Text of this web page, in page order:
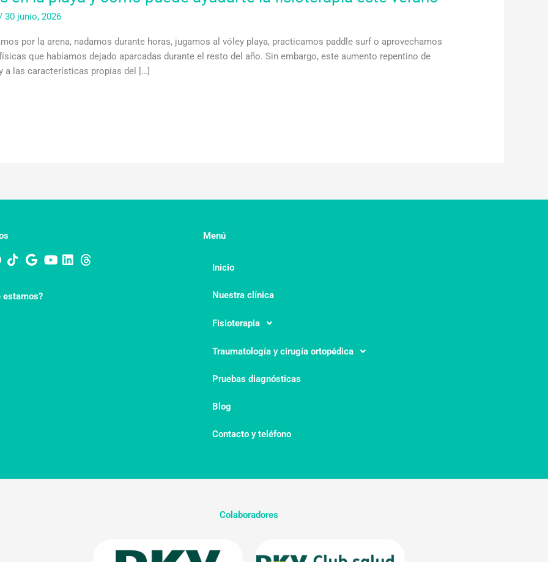
30 junio, 2026
por la arena, nadamos durante horas, jugamos al vóley playa, practicamos paddle surf o aprovechamos
que habíamos dejado aparcadas durante el resto del año. Sin embargo, este aumento repentino de
a las características propias del […]
estamos?
Menú
Inicio
Nuestra clínica
Fisioterapia
Traumatología y cirugía ortopédica
Pruebas diagnósticas
Blog
Contacto y teléfono
Colaboradores